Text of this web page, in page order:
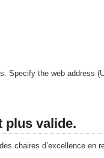
Specify the web address
plus valide.
chaires d’excellence en